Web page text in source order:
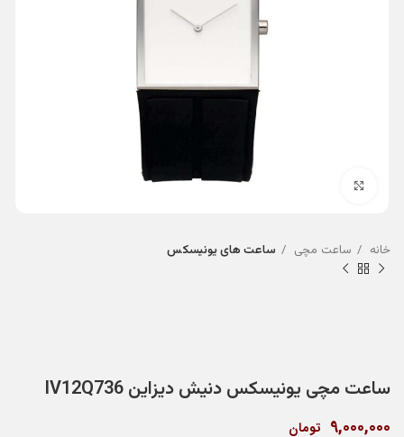
خانه ساعت مچی ساعت های یونیسکس
ساعت مچی یونیسکس دنیش دیزاین IV12Q736
9,000,000 تومان